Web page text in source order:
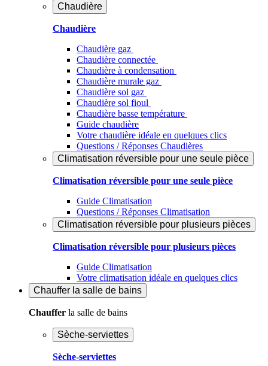
Chaudière
Chaudière
Chaudière gaz
Chaudière connectée
Chaudière à condensation
Chaudière murale gaz
Chaudière sol gaz
Chaudière sol fioul
Chaudière basse température
Guide chaudière
Votre chaudière idéale en quelques clics
Questions / Réponses Chaudières
Climatisation réversible pour une seule pièce
Climatisation réversible pour une seule pièce
Guide Climatisation
Questions / Réponses Climatisation
Climatisation réversible pour plusieurs pièces
Climatisation réversible pour plusieurs pièces
Guide Climatisation
Votre climatisation idéale en quelques clics
Chauffer la salle de bains
Chauffer la salle de bains
Sèche-serviettes
Sèche-serviettes